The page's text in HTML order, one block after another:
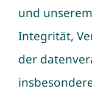
und
Integrität,
der